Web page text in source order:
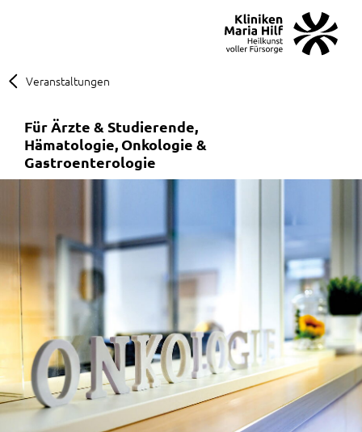
Veranstaltungen
Für Ärzte & Studierende
Hämatologie, Onkologie &
Gastroenterologie